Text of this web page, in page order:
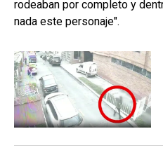
rodeaban por completo y
nada este personaje".